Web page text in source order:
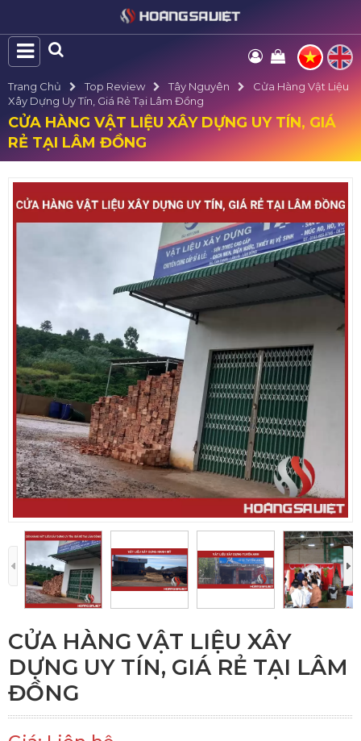
Trang Chủ Top Review Tây Nguyên
Cửa Hàng Vật Liệu
Xây Dựng Uy Tín, Giá Rẻ Tại Lâm Đồng
CỬA HÀNG VẬT LIỆU XÂY DỰNG UY TÍN, GIÁ
RẺ TẠI LÂM ĐỒNG
CỬA HÀNG VẬT LIỆU XÂY
DỰNG UY TÍN, GIÁ RẺ TẠI LÂM
ĐỒNG